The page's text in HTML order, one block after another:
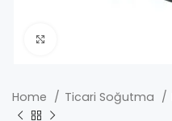
Home Ticari Soğutma